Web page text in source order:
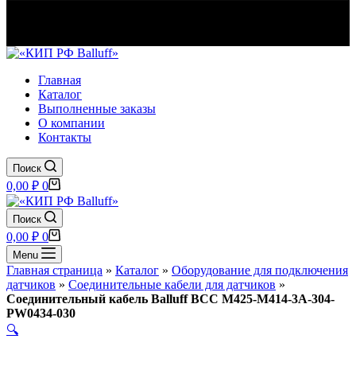
Главная
Каталог
Выполненные заказы
О компании
Контакты
Поиск
Корзина
0,00 ₽ 0
Поиск
Корзина
0,00 ₽ 0
Menu
Главная страница » Каталог » Оборудование для подключения
датчиков » Соединительные кабели для датчиков »
Соединительный кабель Balluff BCC M425-M414-3A-304-
PW0434-030
🔍